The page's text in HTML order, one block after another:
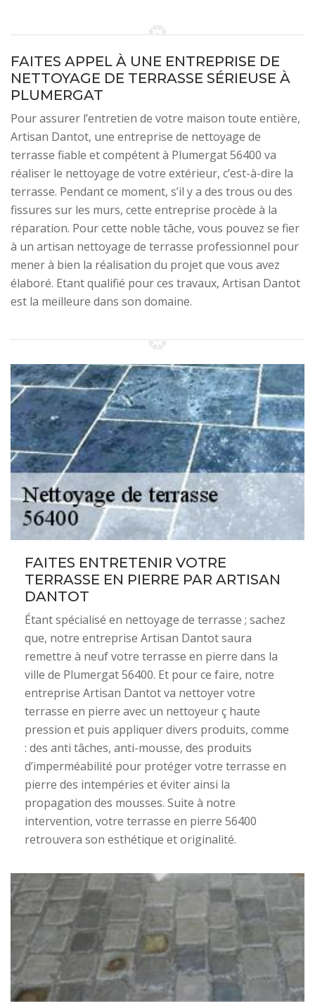
FAITES APPEL À UNE ENTREPRISE DE
NETTOYAGE DE TERRASSE SÉRIEUSE À
PLUMERGAT
Pour assurer l’entretien de votre maison toute entière,
Artisan Dantot, une entreprise de nettoyage de
terrasse fiable et compétent à Plumergat 56400 va
réaliser le nettoyage de votre extérieur, c’est-à-dire la
terrasse. Pendant ce moment, s’il y a des trous ou des
fissures sur les murs, cette entreprise procède à la
réparation. Pour cette noble tâche, vous pouvez se fier
à un artisan nettoyage de terrasse professionnel pour
mener à bien la réalisation du projet que vous avez
élaboré. Etant qualifié pour ces travaux, Artisan Dantot
est la meilleure dans son domaine.
FAITES ENTRETENIR VOTRE
TERRASSE EN PIERRE PAR ARTISAN
DANTOT
Étant spécialisé en nettoyage de terrasse ; sachez
que, notre entreprise Artisan Dantot saura
remettre à neuf votre terrasse en pierre dans la
ville de Plumergat 56400. Et pour ce faire, notre
entreprise Artisan Dantot va nettoyer votre
terrasse en pierre avec un nettoyeur ç haute
pression et puis appliquer divers produits, comme
: des anti tâches, anti-mousse, des produits
d’imperméabilité pour protéger votre terrasse en
pierre des intempéries et éviter ainsi la
propagation des mousses. Suite à notre
intervention, votre terrasse en pierre 56400
retrouvera son esthétique et originalité.